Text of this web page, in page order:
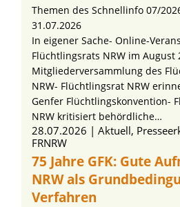
Themen des Schnellinfo 07/
31.07.2026
In eigener Sache- Online-
Flüchtlingsrats NRW im August
Mitgliederversammlung des
NRW- Flüchtlingsrat NRW
Genfer Flüchtlingskonvention-
NRW kritisiert behördliche…
28.07.2026
Aktuell,
FRNRW
75 Jahre GFK: Gute
NRW als
Verfahren